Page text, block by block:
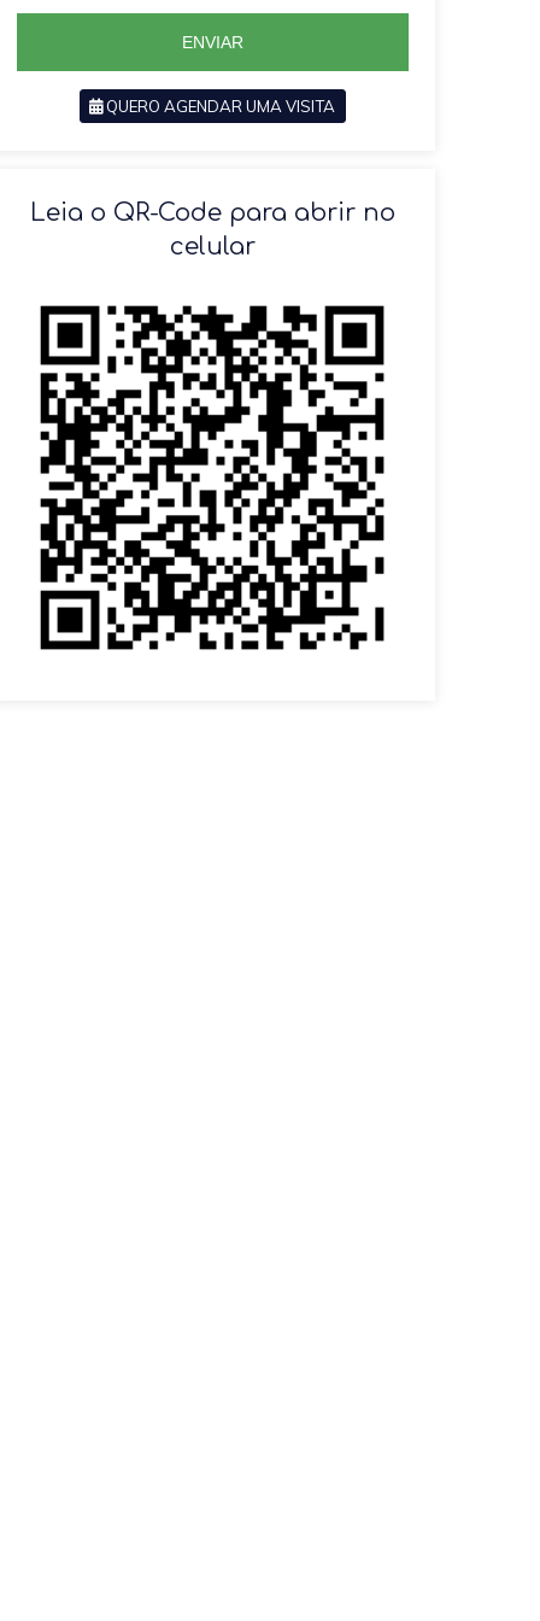
ENVIAR
QUERO AGENDAR UMA VISITA
VOLTAR
Leia o QR-Code para abrir no
celular